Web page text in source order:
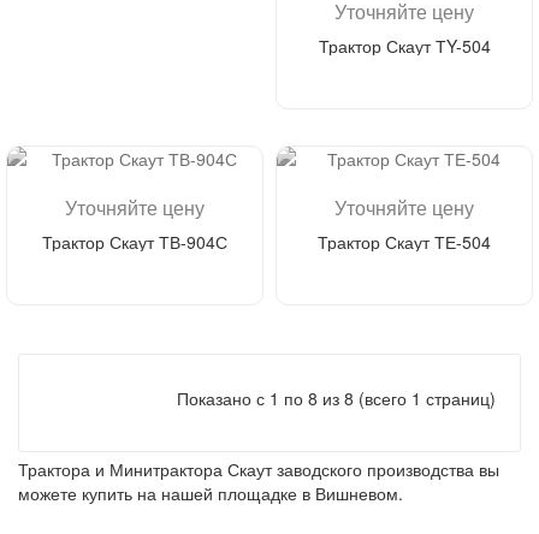
Уточняйте цену
Трактор Скаут ТY-504
Уточняйте цену
Трактор Скаут ТВ-904С
Уточняйте цену
Трактор Скаут ТЕ-504
Показано с 1 по 8 из 8 (всего 1 страниц)
Трактора и Минитрактора Скаут заводского производства вы
можете купить на нашей площадке в Вишневом.